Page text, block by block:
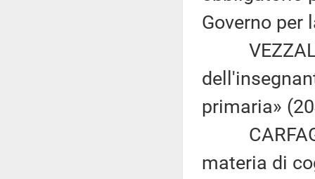
Governo per
VEZZALI:
primaria»
materia di